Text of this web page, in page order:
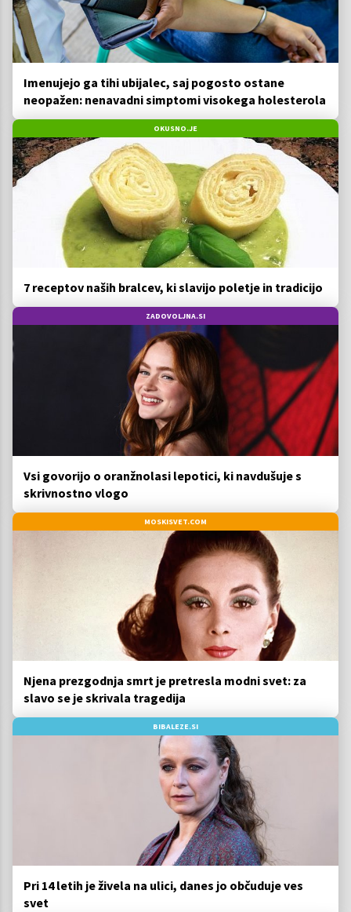
Imenujejo ga tihi ubijalec, saj pogosto ostane
neopažen: nenavadni simptomi visokega holesterola
OKUSNO.JE
7 receptov naših bralcev, ki slavijo poletje in tradicijo
ZADOVOLJNA.SI
Vsi govorijo o oranžnolasi lepotici, ki navdušuje s
skrivnostno vlogo
MOSKISVET.COM
Njena prezgodnja smrt je pretresla modni svet: za
slavo se je skrivala tragedija
BIBALEZE.SI
Pri 14 letih je živela na ulici, danes jo občuduje ves
svet